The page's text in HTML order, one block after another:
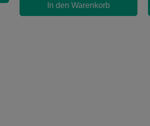
In den Warenkorb